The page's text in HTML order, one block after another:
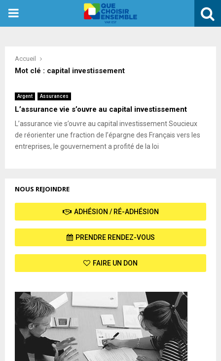
PRIMARY
Accueil
Mot clé : capital investissement
Argent Assurances
L’assurance vie s’ouvre au capital investissement
L’assurance vie s’ouvre au capital investissement Soucieux
de réorienter une fraction de l’épargne des Français vers les
entreprises, le gouvernement a profité de la loi
NOUS REJOINDRE
ADHÉSION / RÉ-ADHÉSION
PRENDRE RENDEZ-VOUS
FAIRE UN DON